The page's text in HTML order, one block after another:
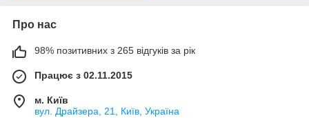
Про нас
98% позитивних з 265 відгуків за рік
Працює з 02.11.2015
м. Київ
вул. Драйзера, 21, Київ, Україна